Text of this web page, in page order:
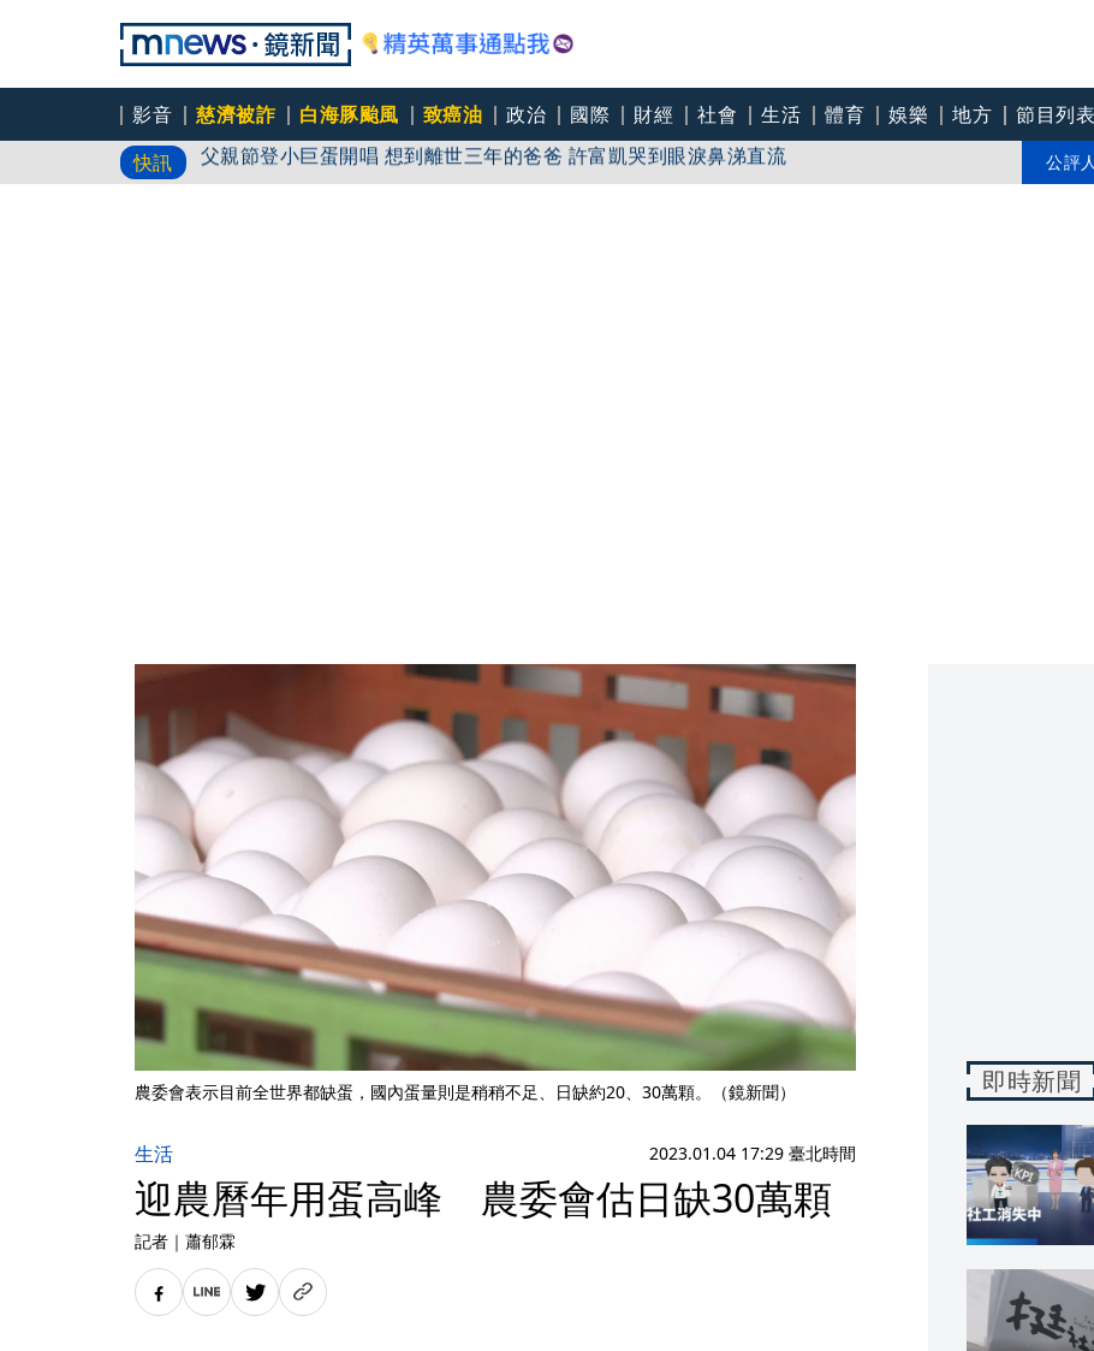
影音 慈濟被詐 白海豚颱風 致癌油 政治 國際 財經 社會 生活 體育 娛樂 地方 節目列表
快訊
父親節登小巨蛋開唱 想到離世三年的爸爸 許富凱哭到眼淚鼻涕直流
永和豆漿創始人林炳生70歲病逝 集團悼念：照亮別人的燈塔
公評
農委會表示目前全世界都缺蛋，國內蛋量則是稍稍不足、日缺約20、30萬顆。（鏡新聞）
生活 2023.01.04 17:29 臺北時間
迎農曆年用蛋高峰 農委會估日缺30萬顆
記者 ｜ 蕭郁霖
即時新聞